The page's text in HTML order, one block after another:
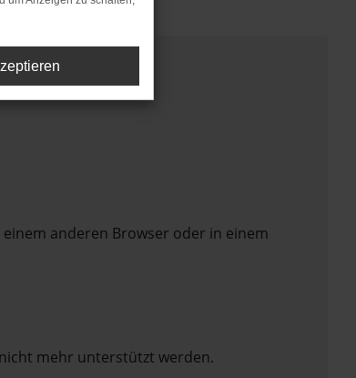
anderen Browser oder in einem
mehr unterstützt werden.